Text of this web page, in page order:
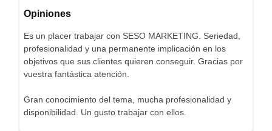
Opiniones
Es un placer trabajar con SESO MARKETING. Seriedad,
profesionalidad y una permanente implicación en los
objetivos que sus clientes quieren conseguir. Gracias por
vuestra fantástica atención.
Gran conocimiento del tema, mucha profesionalidad y
disponibilidad. Un gusto trabajar con ellos.